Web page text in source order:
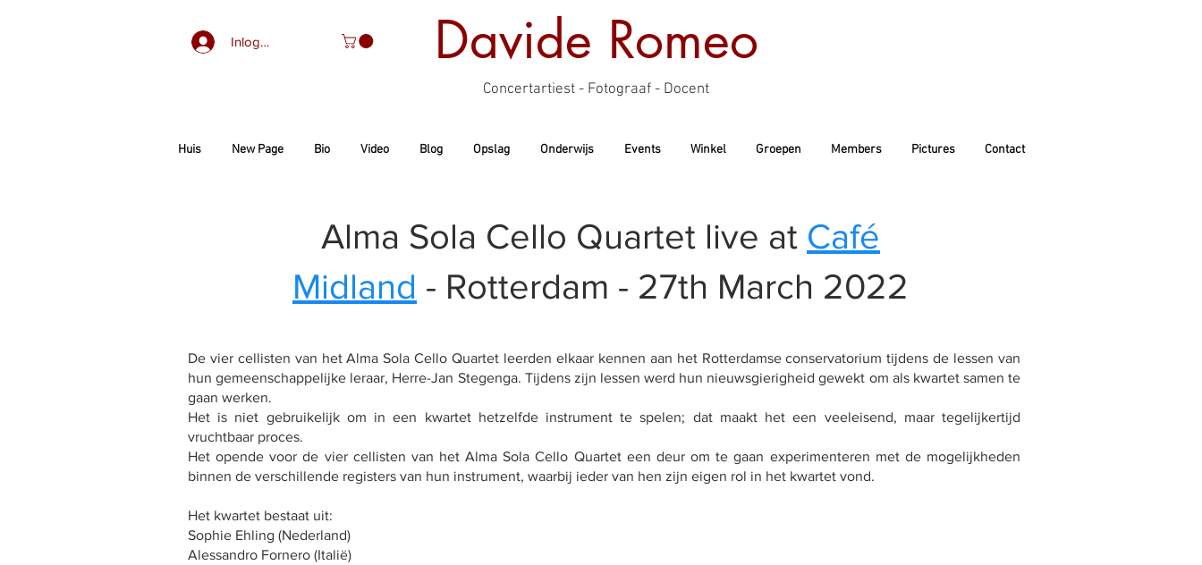
Inloggen Davide Romeo
Concertartiest - Fotograaf - Docent
Huis New Page Bio Video Blog Opslag Onderwijs Events Winkel Groepen Members Pictures Contact
Alma Sola Cello Quartet live at Café
Midland - Rotterdam - 27th March 2022
De vier cellisten van het Alma Sola Cello Quartet leerden elkaar kennen aan het Rotterdamse conservatorium tijdens de lessen van
hun gemeenschappelijke leraar, Herre-Jan Stegenga. Tijdens zijn lessen werd hun nieuwsgierigheid gewekt om als kwartet samen te
gaan werken.
Het is niet gebruikelijk om in een kwartet hetzelfde instrument te spelen; dat maakt het een veeleisend, maar tegelijkertijd
vruchtbaar proces.
Het opende voor de vier cellisten van het Alma Sola Cello Quartet een deur om te gaan experimenteren met de mogelijkheden
binnen de verschillende registers van hun instrument, waarbij ieder van hen zijn eigen rol in het kwartet vond.
Het kwartet bestaat uit:
Sophie Ehling (Nederland)
Alessandro Fornero (Italië)